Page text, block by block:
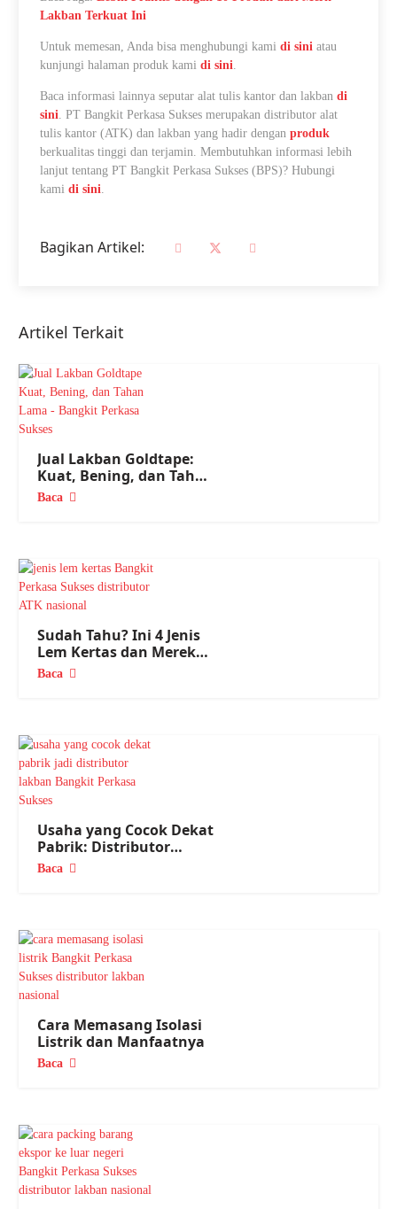
Lakban Terkuat Ini
Untuk memesan, Anda bisa menghubungi kamidi sini atau
kunjungi halaman produk kamidi sini
Baca informasi lainnya seputar alat tulis kantor dan lakbandi
sini . PT Bangkit Perkasa Sukses merupakan distributor alat
tulis kantor (ATK) dan lakban yang hadir denganproduk
berkualitas tinggi dan terjamin. Membutuhkan informasi lebih
lanjut tentang PT Bangkit Perkasa Sukses (BPS)? Hubungi
kamidi sini
Bagikan Artikel:
Artikel Terkait
Jual Lakban Goldtape:
Kuat, Bening, dan Tahan
Lama
Baca
Sudah Tahu? Ini 4 Jenis
Lem Kertas dan Merek
Terbaiknya
Baca
Usaha yang Cocok Dekat
Pabrik: Distributor
Lakban dan ATK
Baca
Cara Memasang Isolasi
Listrik dan Manfaatnya
Baca